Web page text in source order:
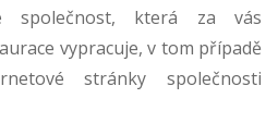
společnost, která za vás
vypracuje, v tom případě
stránky společnosti